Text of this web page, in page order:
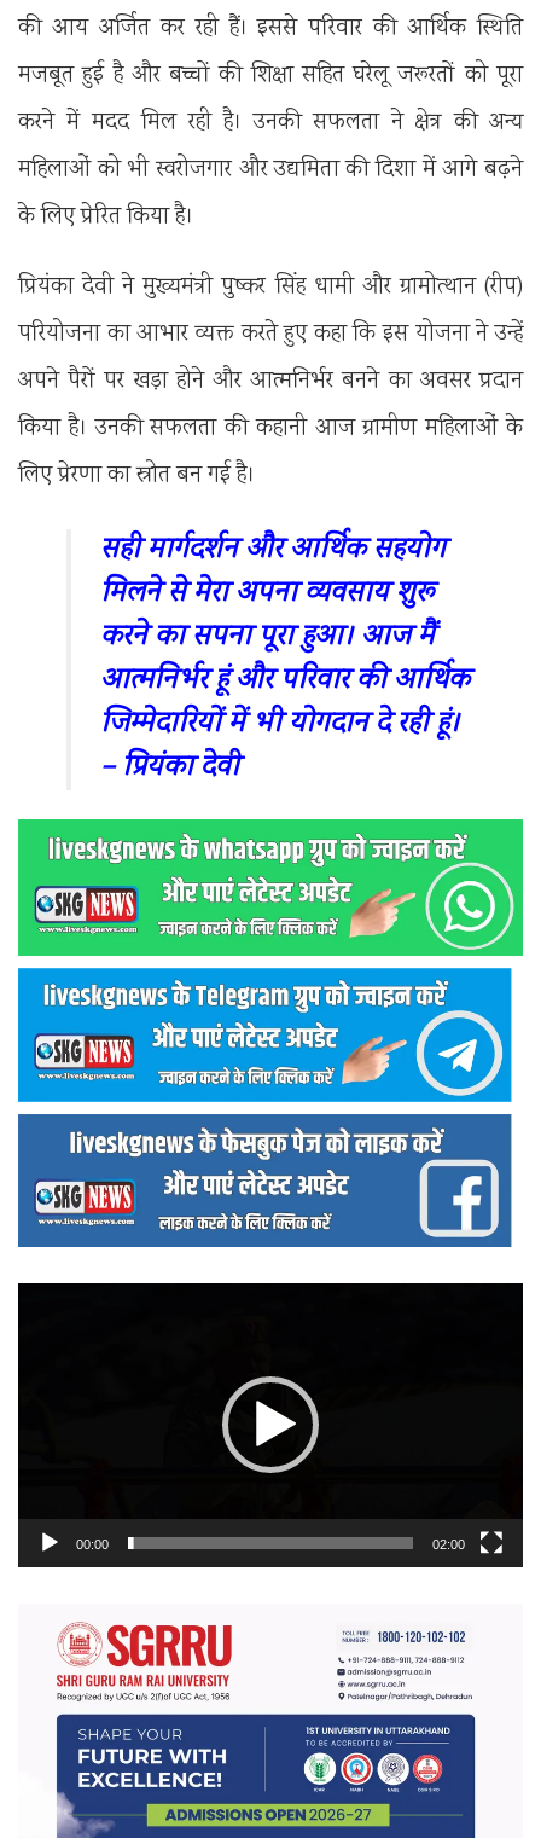
की आय अर्जित कर रही हैं। इससे परिवार की आर्थिक स्थिति
मजबूत हुई है और बच्चों की शिक्षा सहित घरेलू जरूरतों को पूरा
करने में मदद मिल रही है। उनकी सफलता ने क्षेत्र की अन्य
महिलाओं को भी स्वरोजगार और उद्यमिता की दिशा में आगे बढ़ने
के लिए प्रेरित किया है।
प्रियंका देवी ने मुख्यमंत्री पुष्कर सिंह धामी और ग्रामोत्थान (रीप)
परियोजना का आभार व्यक्त करते हुए कहा कि इस योजना ने उन्हें
अपने पैरों पर खड़ा होने और आत्मनिर्भर बनने का अवसर प्रदान
किया है। उनकी सफलता की कहानी आज ग्रामीण महिलाओं के
लिए प्रेरणा का स्रोत बन गई है।
सही मार्गदर्शन और आर्थिक सहयोग
मिलने से मेरा अपना व्यवसाय शुरू
करने का सपना पूरा हुआ। आज मैं
आत्मनिर्भर हूं और परिवार की आर्थिक
जिम्मेदारियों में भी योगदान दे रही हूं।
– प्रियंका देवी
00:00 02:00